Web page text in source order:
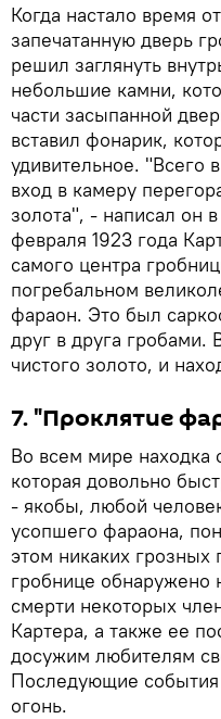
Когда настало время
запечатанную дверь
решил заглянуть
небольшие камни,
части засыпанной
вставил фонарик,
удивительное. "Всего
вход в камеру
золота", - написал он
февраля 1923 года
самого центра
погребальном
фараон. Это был
друг в друга
чистого золото, и
7. "Проклятие
Во всем мире находка
которая довольно
- якобы, любой
усопшего фараона,
этом никаких
гробнице
смерти некоторых
Картера, а также ее
досужим любителям
Последующие события
огонь.